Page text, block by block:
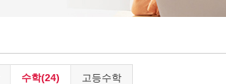
수학(24) 고등수학